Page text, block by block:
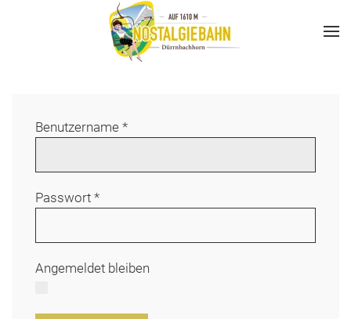
Benutzername *
Passwort *
Angemeldet bleiben